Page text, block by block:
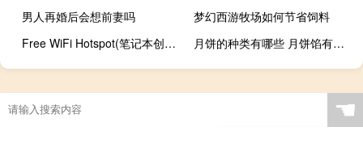
男人再婚后会想前妻吗
梦幻西游牧场如何节省饲料
Free WiFi Hotspot(笔记本创建wifi热点软件) V3.6.2 官方版（Free WiFi Hotspot(笔记本创建wifi热点软件) V3.6.2 官方版功能简介）
月饼的种类有哪些 月饼馅有哪些
☚